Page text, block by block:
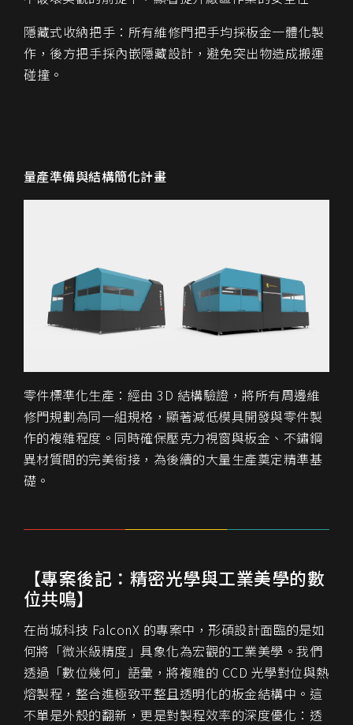
隱藏式收納把手：所有維修門把手均採板金一體化製
作，後方把手採內嵌隱藏設計，避免突出物造成搬運
碰撞。
量產準備與結構簡化計畫
零件標準化生產：經由 3D 結構驗證，將所有周邊維
修門規劃為同一組規格，顯著減低模具開發與零件製
作的複雜程度。同時確保壓克力視窗與板金、不鏽鋼
異材質間的完美銜接，為後續的大量生產奠定精準基
礎。
【專案後記：精密光學與工業美學的數
位共鳴】
在尚城科技 FalconX 的專案中，形碩設計面臨的是如
何將「微米級精度」具象化為宏觀的工業美學。我們
透過「數位幾何」語彙，將複雜的 CCD 光學對位與熱
熔製程，整合進極致平整且透明化的板金結構中。這
不單是外殼的翻新，更是對製程效率的深度優化：透